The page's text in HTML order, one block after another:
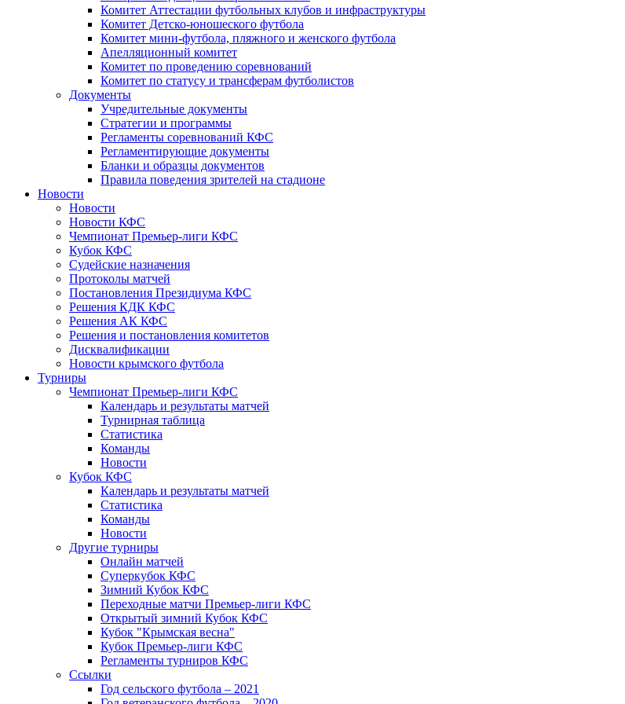
Комитет Аттестации футбольных клубов и инфраструктуры
Комитет Детско-юношеского футбола
Комитет мини-футбола, пляжного и женского футбола
Апелляционный комитет
Комитет по проведению соревнований
Комитет по статусу и трансферам футболистов
Документы
Учредительные документы
Стратегии и программы
Регламенты соревнований КФС
Регламентирующие документы
Бланки и образцы документов
Правила поведения зрителей на стадионе
Новости
Новости
Новости КФС
Чемпионат Премьер-лиги КФС
Кубок КФС
Судейские назначения
Протоколы матчей
Постановления Президиума КФС
Решения КДК КФС
Решения АК КФС
Решения и постановления комитетов
Дисквалификации
Новости крымского футбола
Турниры
Чемпионат Премьер-лиги КФС
Календарь и результаты матчей
Турнирная таблица
Статистика
Команды
Новости
Кубок КФС
Календарь и результаты матчей
Статистика
Команды
Новости
Другие турниры
Онлайн матчей
Суперкубок КФС
Зимний Кубок КФС
Переходные матчи Премьер-лиги КФС
Открытый зимний Кубок КФС
Кубок "Крымская весна"
Кубок Премьер-лиги КФС
Регламенты турниров КФС
Ссылки
Год сельского футбола – 2021